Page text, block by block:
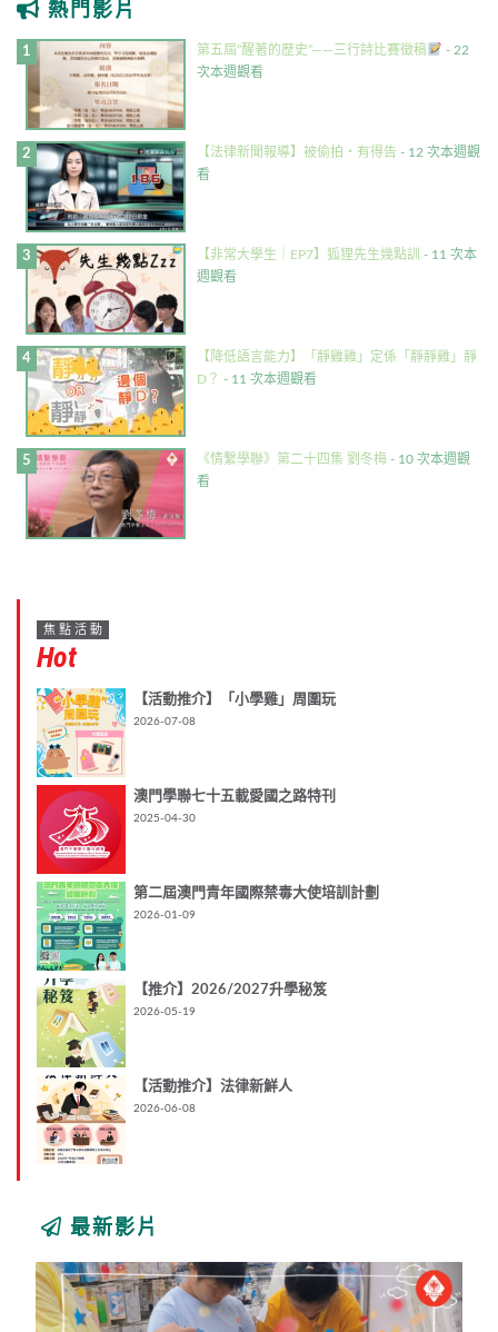
熱門影片
第五屆”醒著的歷史”——三行詩比賽徵稿
- 22
次本週觀看
【法律新聞報導】被偷拍・有得告 - 12 次本週觀
看
【非常大學生｜EP7】狐狸先生幾點訓 - 11 次本
週觀看
【降低語言能力】「靜雞雞」定係「靜靜雞」靜
D？ - 11 次本週觀看
《情繫學聯》第二十四集 劉冬梅 - 10 次本週觀
看
焦點活動
Hot
【活動推介】「小學雞」周圍玩
2026-07-08
澳門學聯七十五載愛國之路特刊
2025-04-30
第二屆澳門青年國際禁毒大使培訓計劃
2026-01-09
【推介】2026/2027升學秘笈
2026-05-19
【活動推介】法律新鮮人
2026-06-08
最新影片